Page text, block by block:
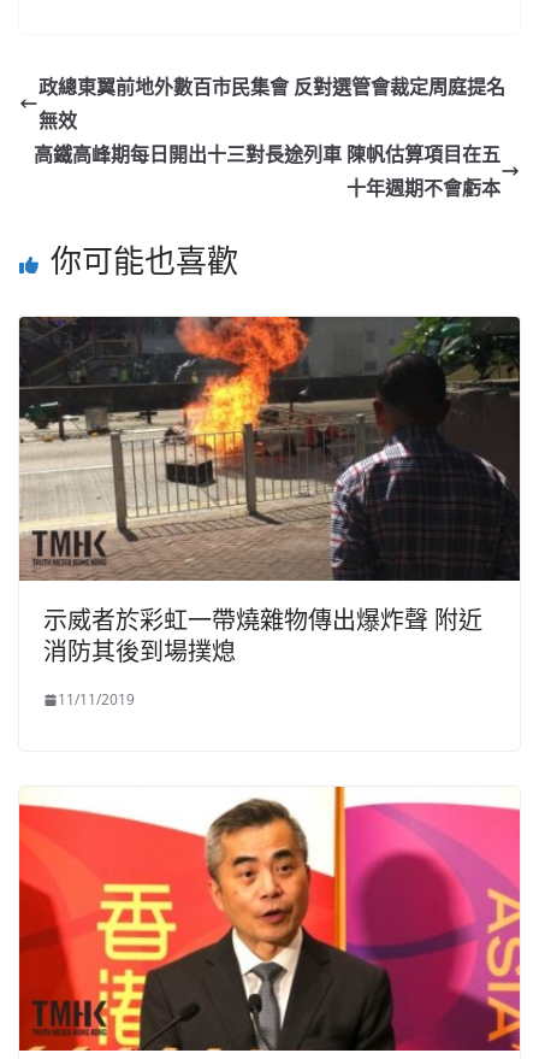
政總東翼前地外數百市民集會 反對選管會裁定周庭提名
無效
高鐵高峰期每日開出十三對長途列車 陳帆估算項目在五
十年週期不會虧本
你可能也喜歡
示威者於彩虹一帶燒雜物傳出爆炸聲 附近
消防其後到場撲熄
11/11/2019